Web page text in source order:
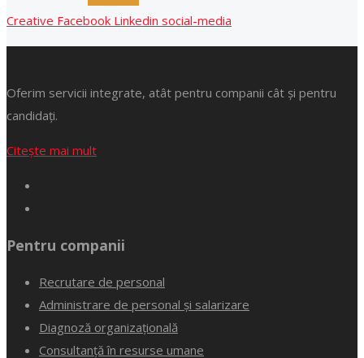
Creative Facebook Linkedin social-media
Oferim servicii integrate, atât pentru companii cât și pentru
candidați.
Citește mai mult
Pentru companii
Recrutare de personal
Administrare de personal și salarizare
Diagnoză organizațională
Consultanță în resurse umane